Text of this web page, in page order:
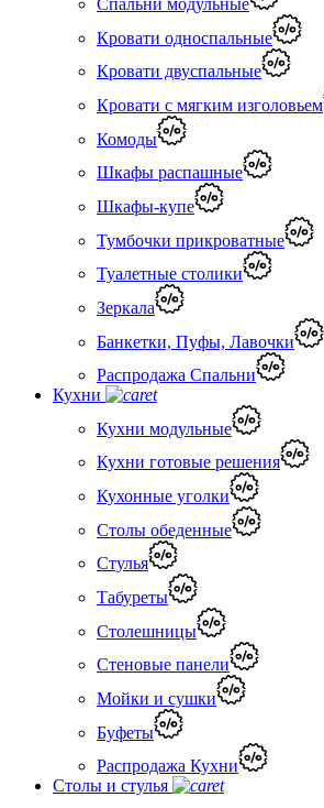
Спальни модульные
Кровати односпальные
Кровати двуспальные
Кровати с мягким изголовьем
Комоды
Шкафы распашные
Шкафы-купе
Тумбочки прикроватные
Туалетные столики
Зеркала
Банкетки, Пуфы, Лавочки
Распродажа Спальни
Кухни
Кухни модульные
Кухни готовые решения
Кухонные уголки
Столы обеденные
Стулья
Табуреты
Столешницы
Стеновые панели
Мойки и сушки
Буфеты
Распродажа Кухни
Столы и стулья